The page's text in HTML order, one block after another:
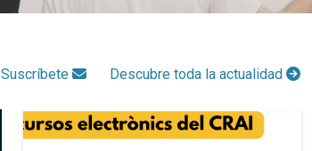
Suscríbete Descubre toda la actualidad